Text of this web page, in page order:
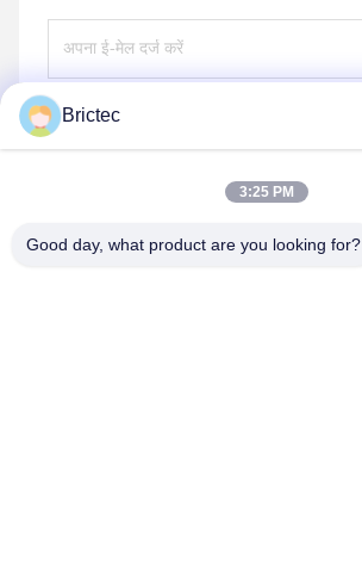
भेजना
Brictec
3:25 PM
Good day, what product are you looking for?